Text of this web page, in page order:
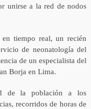
unirse a la red de nodos
en tiempo real, un recién
de neonatología del
de un especialista del
Borja en Lima.
de la población a los
recorridos de horas de